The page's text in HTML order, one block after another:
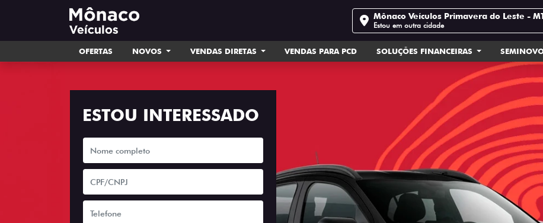
Mônaco Veículos Primavera do Leste -
Estou em outra cidade
OFERTAS NOVOS VENDAS DIRETAS VENDAS PARA PCD SOLUÇÕES FINANCEIRAS
ESTOU INTERESSADO